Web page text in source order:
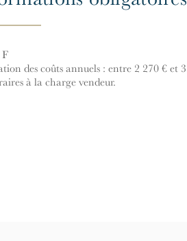
F
des coûts annuels : entre 2 270 € et
à la charge vendeur.